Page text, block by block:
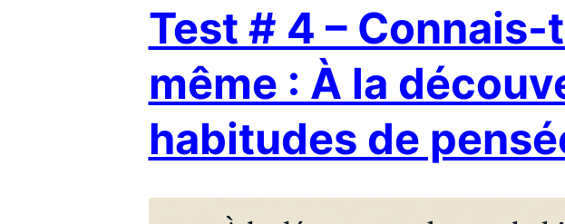
Test # 4 –
même : À la
habitudes de